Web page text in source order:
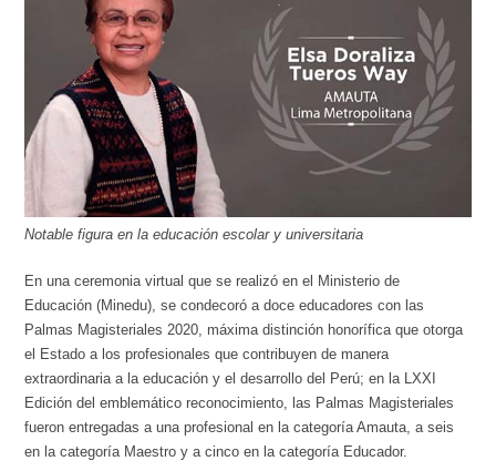
Notable figura en la educación escolar y universitaria
En una ceremonia virtual que se realizó en el Ministerio de
Educación (Minedu), se condecoró a doce educadores con las
Palmas Magisteriales 2020, máxima distinción honorífica que otorga
el Estado a los profesionales que contribuyen de manera
extraordinaria a la educación y el desarrollo del Perú; en la LXXI
Edición del emblemático reconocimiento, las Palmas Magisteriales
fueron entregadas a una profesional en la categoría Amauta, a seis
en la categoría Maestro y a cinco en la categoría Educador.